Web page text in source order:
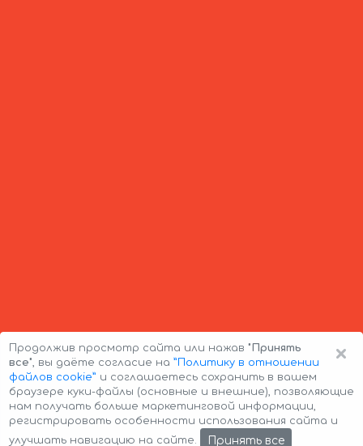
Авторские права © 2026 Авто-Аренда Cookie Policy
×
Продолжив просмотр сайта или нажав "Принять
все", вы даёте согласие на ”Политику в отношении
файлов cookie” и соглашаетесь сохранить в вашем
браузере куки-файлы (основные и внешние), позволяющие
нам получать больше маркетинговой информации,
регистрировать особенности использования сайта и
улучшать навигацию на сайте.
Принять все